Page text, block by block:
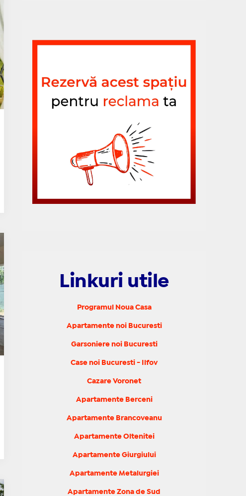
Linkuri utile
Programul Noua Casa
Apartamente noi Bucuresti
Garsoniere noi Bucuresti
Case noi Bucuresti - Ilfov
Cazare Voronet
Apartamente Berceni
Apartamente Brancoveanu
Apartamente Oltenitei
Apartamente Giurgiului
Apartamente Metalurgiei
Apartamente Zona de Sud